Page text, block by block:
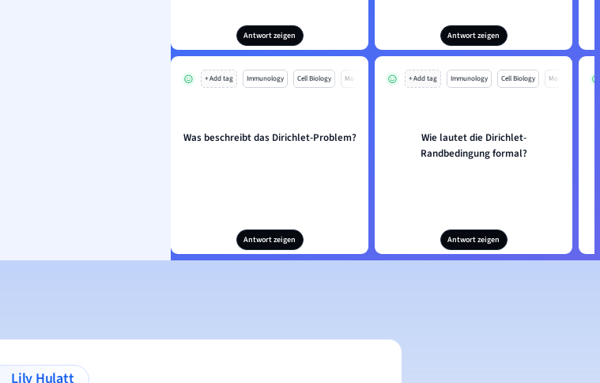
Antwort zeigen Antwort zeigen
+ Add tag Immunology Cell Biology Mo
Was beschreibt das Dirichlet-Problem?
Antwort zeigen
+ Add tag Immunology Cell Biology Mo
Wie lautet die Dirichlet-
Randbedingung formal?
Antwort zeigen
Lily Hulatt